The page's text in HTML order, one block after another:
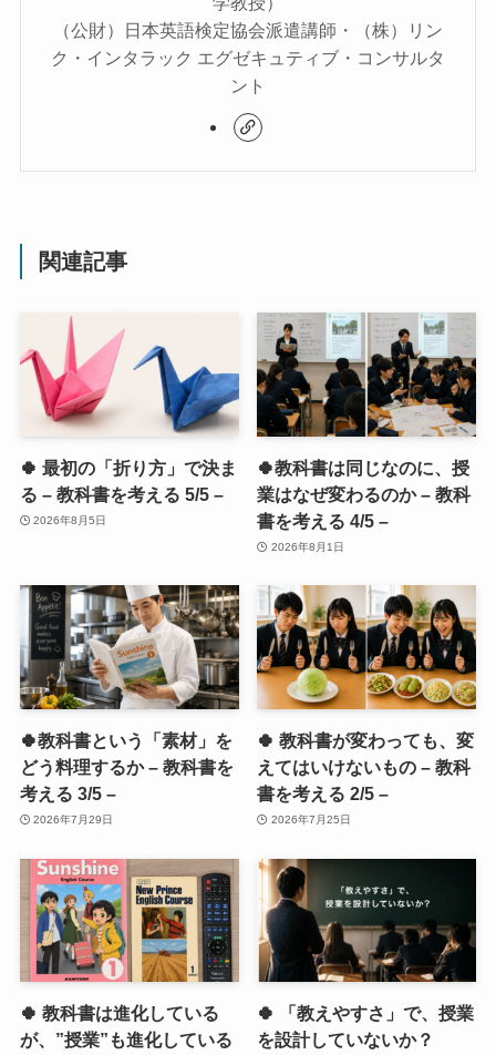
（公財）日本英語検定協会派遣講師・（株）リン
ク・インタラック エグゼキュティブ・コンサルタ
ント
関連記事
🍀 最初の「折り方」で決ま
る – 教科書を考える 5/5 –
2026年8月5日
🍀教科書は同じなのに、授
業はなぜ変わるのか – 教科
書を考える 4/5 –
2026年8月1日
🍀教科書という「素材」を
どう料理するか – 教科書を
考える 3/5 –
2026年7月29日
🍀 教科書が変わっても、変
えてはいけないもの – 教科
書を考える 2/5 –
2026年7月25日
🍀 教科書は進化している
が、”授業”も進化している
🍀 「教えやすさ」で、授業
を設計していないか？